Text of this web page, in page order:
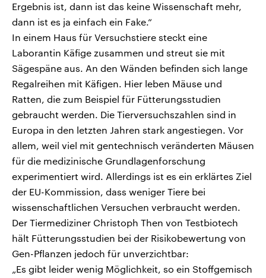
Ergebnis ist, dann ist das keine Wissenschaft mehr,
dann ist es ja einfach ein Fake.“
In einem Haus für Versuchstiere steckt eine
Laborantin Käfige zusammen und streut sie mit
Sägespäne aus. An den Wänden befinden sich lange
Regalreihen mit Käfigen. Hier leben Mäuse und
Ratten, die zum Beispiel für Fütterungsstudien
gebraucht werden. Die Tierversuchszahlen sind in
Europa in den letzten Jahren stark angestiegen. Vor
allem, weil viel mit gentechnisch veränderten Mäusen
für die medizinische Grundlagenforschung
experimentiert wird. Allerdings ist es ein erklärtes Ziel
der EU-Kommission, dass weniger Tiere bei
wissenschaftlichen Versuchen verbraucht werden.
Der Tiermediziner Christoph Then von Testbiotech
hält Fütterungsstudien bei der Risikobewertung von
Gen-Pflanzen jedoch für unverzichtbar:
„Es gibt leider wenig Möglichkeit, so ein Stoffgemisch